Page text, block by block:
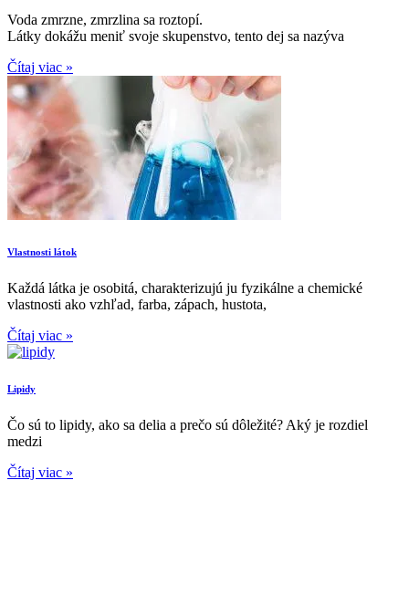
Voda zmrzne, zmrzlina sa roztopí.
Látky dokážu meniť svoje skupenstvo, tento dej sa nazýva
Čítaj viac »
Vlastnosti látok
Každá látka je osobitá, charakterizujú ju fyzikálne a chemické
vlastnosti ako vzhľad, farba, zápach, hustota,
Čítaj viac »
Lipidy
Čo sú to lipidy, ako sa delia a prečo sú dôležité? Aký je rozdiel
medzi
Čítaj viac »